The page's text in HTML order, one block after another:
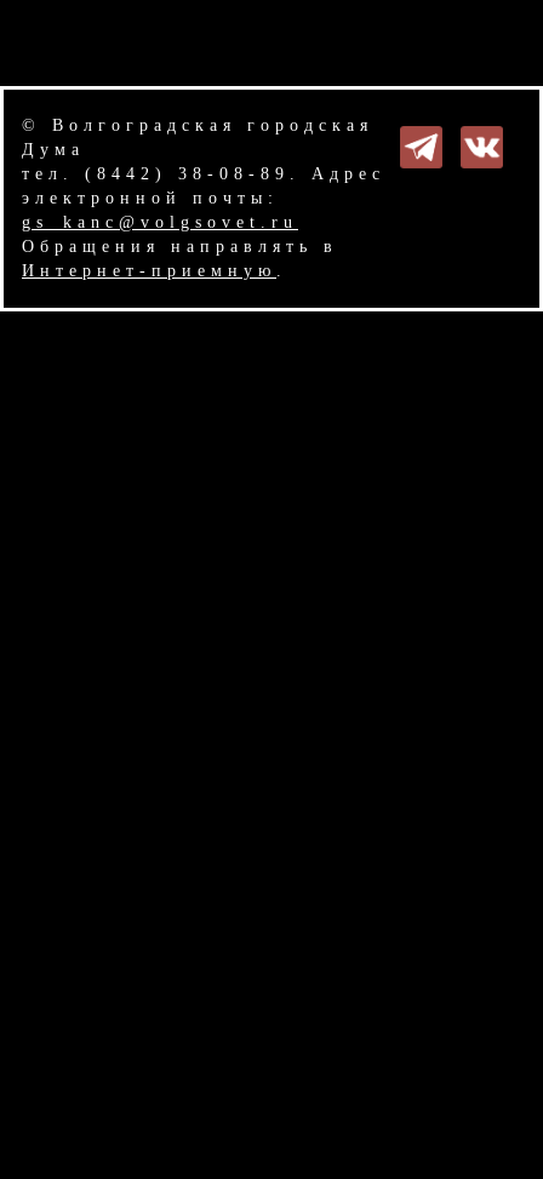
© Волгоградская городская
Дума
тел. (8442) 38-08-89. Адрес
электронной почты:
gs_kanc@volgsovet.ru
Обращения направлять в
Интернет-приемную